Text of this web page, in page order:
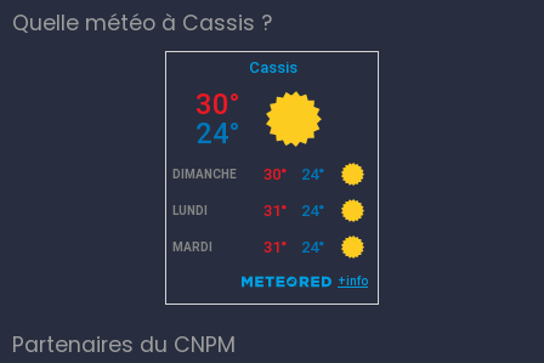
Quelle météo à Cassis ?
Partenaires du CNPM